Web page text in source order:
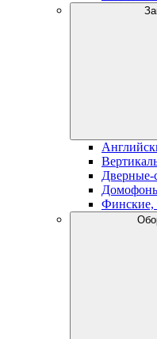
Дверные-
Финские,